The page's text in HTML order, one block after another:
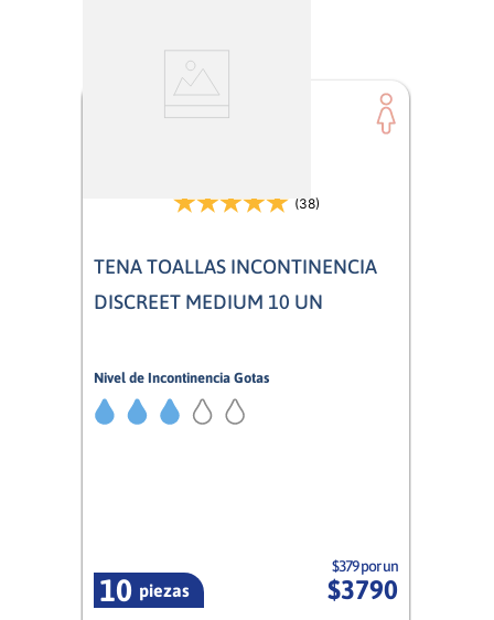
(38)
TENA TOALLAS INCONTINENCIA
DISCREET MEDIUM 10 UN
Nivel de Incontinencia Gotas
3/5
piezas
10
$379 por un
$3790